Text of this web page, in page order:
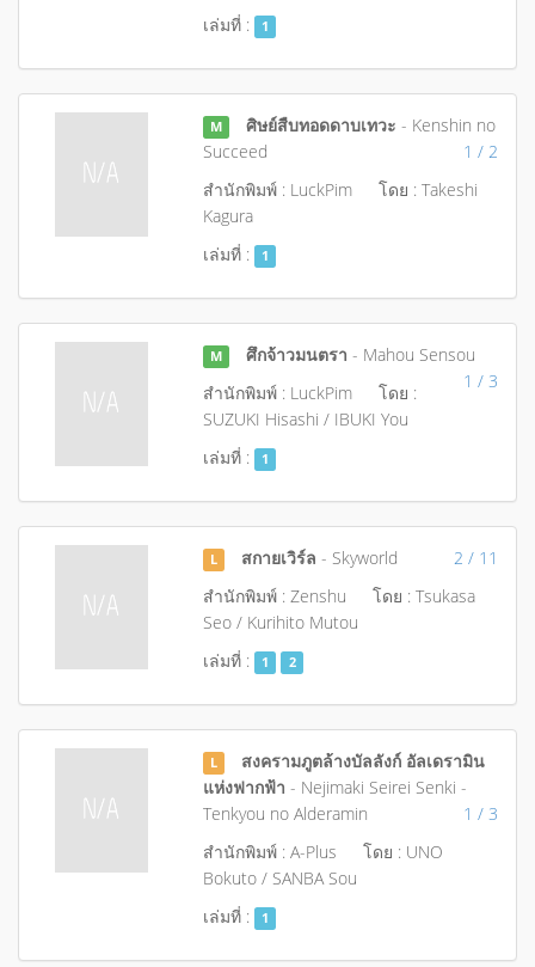
เล่มที่ :
1
M ศิษย์สืบทอดดาบเทวะ - Kenshin no
Succeed
1 / 2
สำนักพิมพ์ : LuckPim
โดย : Takeshi
Kagura
เล่มที่ :
1
M ศึกจ้าวมนตรา - Mahou Sensou
1 / 3
สำนักพิมพ์ : LuckPim
โดย :
SUZUKI Hisashi / IBUKI You
เล่มที่ :
1
L สกายเวิร์ล - Skyworld
2 / 11
สำนักพิมพ์ : Zenshu
โดย : Tsukasa
Seo / Kurihito Mutou
เล่มที่ :
1 2
L
สงครามภูตล้างบัลลังก์ อัลเดรามิน
แห่งฟากฟ้า - Nejimaki Seirei Senki -
Tenkyou no Alderamin
1 / 3
สำนักพิมพ์ : A-Plus
โดย : UNO
Bokuto / SANBA Sou
เล่มที่ :
1